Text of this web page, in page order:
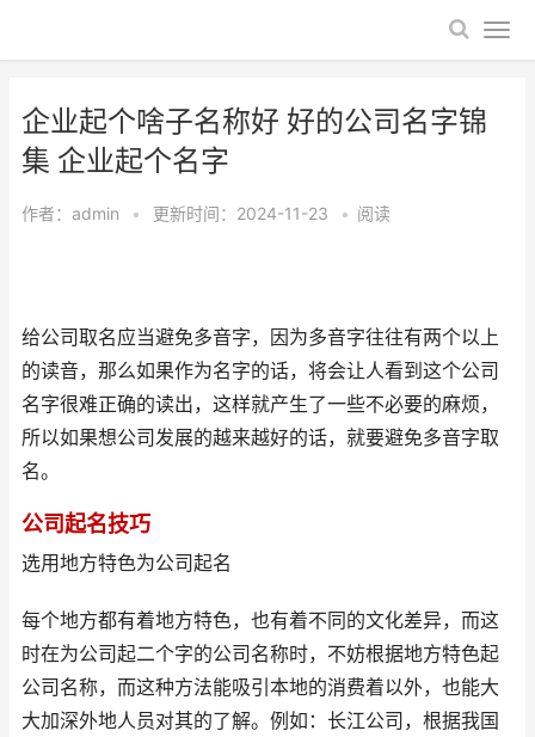
企业起个啥子名称好 好的公司名字锦
集 企业起个名字
作者： admin • 更新时间：2024-11-23 • 阅读
给公司取名应当避免多音字，因为多音字往往有两个以上
的读音，那么如果作为名字的话，将会让人看到这个公司
名字很难正确的读出，这样就产生了一些不必要的麻烦，
所以如果想公司发展的越来越好的话，就要避免多音字取
名。
公司起名技巧
选用地方特色为公司起名
每个地方都有着地方特色，也有着不同的文化差异，而这
时在为公司起二个字的公司名称时，不妨根据地方特色起
公司名称，而这种方法能吸引本地的消费着以外，也能大
大加深外地人员对其的了解。例如：长江公司，根据我国